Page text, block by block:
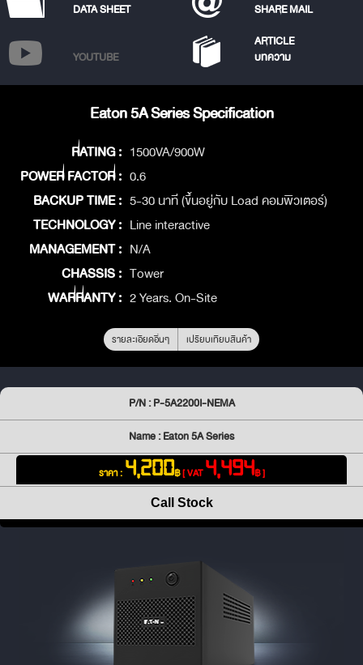
DATA SHEET SHARE MAIL
YOUTUBE
ARTICLE
บทความ
Eaton 5A Series Specification
RATING : 1500VA/900W
POWER FACTOR : 0.6
BACKUP TIME : 5-30 นาที (ขึ้นอยู่กับ Load คอมพิวเตอร์)
TECHNOLOGY : Line interactive
MANAGEMENT : N/A
CHASSIS : Tower
WARRANTY : 2 Years. On-Site
รายละเอียดอื่นๆ เปรียบเทียบสินค้า
P/N : P-5A2200I-NEMA
Name : Eaton 5A Series
ราคา : 4,200฿[ VAT4,494฿ ]
Call Stock